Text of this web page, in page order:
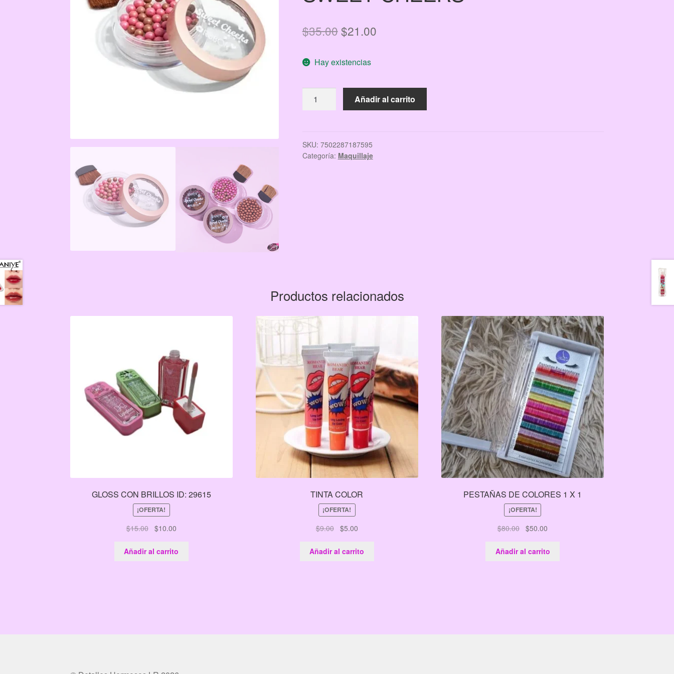
$35.00El
original
era:
$35.00.
$21.00El
es:
$21.00.
Hay existencias
SANIYE
SWEET
CHEERS
Añadir al carrito
SKU: 7502287187595
Categoría: Maquillaje
Productos relacionados
GLOSS CON BRILLOS ID: 29615
¡OFERTA!
$15.00
El
original
era:
$10.00
actual
es:
Añadir al carrito
TINTA COLOR
¡OFERTA!
$9.00
El
original
era:
$5.00
actual
es:
Añadir al carrito
PESTAÑAS DE COLORES 1 X 1
¡OFERTA!
$80.00
El
original
era:
$50.00
actual
es:
Añadir al carrito